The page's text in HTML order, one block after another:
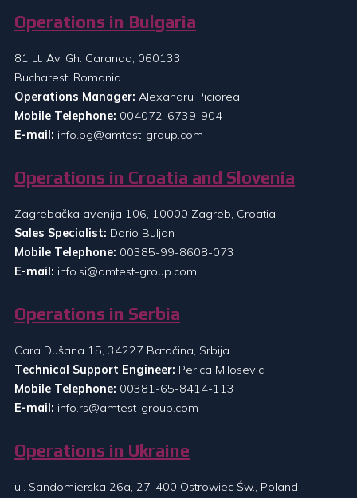
Operations in Bulgaria
81 Lt. Av. Gh. Caranda, 060133
Bucharest, Romania
Operations Manager: Alexandru Piciorea
Mobile Telephone: 004072-6739-904
E-mail: info.bg@amtest-group.com
Operations in Croatia and Slovenia
Zagrebačka avenija 106, 10000 Zagreb, Croatia
Sales Specialist: Dario Buljan
Mobile Telephone: 00385-99-8608-073
E-mail: info.si@amtest-group.com
Operations in Serbia
Cara Dušana 15, 34227 Batočina, Srbija
Technical Support Engineer: Perica Milosevic
Mobile Telephone: 00381-65-8414-113
E-mail: info.rs@amtest-group.com
Operations in Ukraine
ul. Sandomierska 26a, 27-400 Ostrowiec Św., Poland